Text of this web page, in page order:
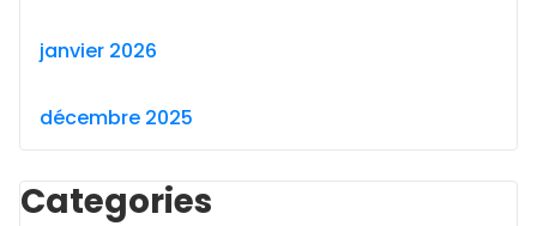
janvier 2026
décembre 2025
Categories